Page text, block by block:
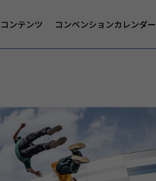
ンテンツ コンベンションカレンダー